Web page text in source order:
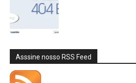
Asssine nosso RSS Feed